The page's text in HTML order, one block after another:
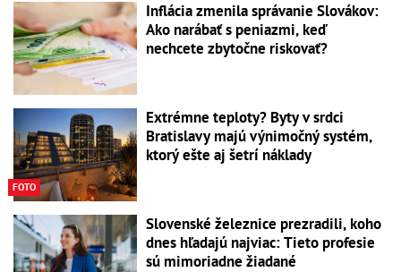
Inflácia zmenila správanie Slovákov:
Ako narábať s peniazmi, keď
nechcete zbytočne riskovať?
FOTO
Extrémne teploty? Byty v srdci
Bratislavy majú výnimočný systém,
ktorý ešte aj šetrí náklady
Slovenské železnice prezradili, koho
dnes hľadajú najviac: Tieto profesie
sú mimoriadne žiadané